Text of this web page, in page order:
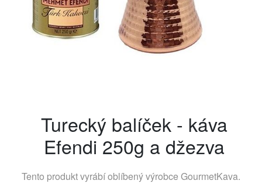
Turecký balíček - káva
Efendi 250g a džezva
Tento produkt vyrábí oblíbený výrobce GourmetKava.